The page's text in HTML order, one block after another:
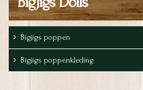
Bigjigs poppen
Bigjigs poppenkleding